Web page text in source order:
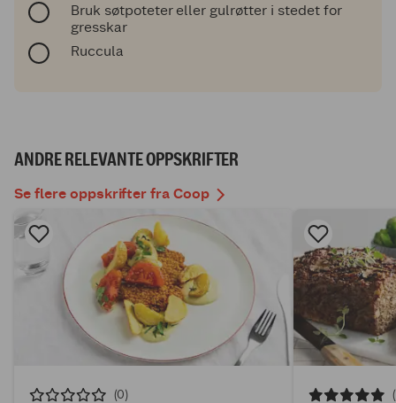
Bruk søtpoteter eller gulrøtter i stedet for
gresskar
Ruccula
ANDRE RELEVANTE OPPSKRIFTER
Se flere oppskrifter fra Coop
(0)